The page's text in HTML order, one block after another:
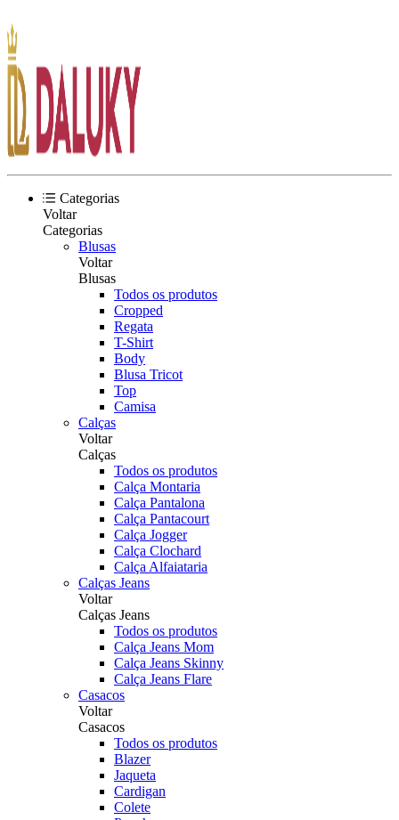
Categorias
Voltar
Categorias
Blusas
Voltar
Blusas
Todos os produtos
Cropped
Regata
T-Shirt
Body
Blusa Tricot
Top
Camisa
Calças
Voltar
Calças
Todos os produtos
Calça Montaria
Calça Pantalona
Calça Pantacourt
Calça Jogger
Calça Clochard
Calça Alfaiataria
Calças Jeans
Voltar
Calças Jeans
Todos os produtos
Calça Jeans Mom
Calça Jeans Skinny
Calça Jeans Flare
Casacos
Voltar
Casacos
Todos os produtos
Blazer
Jaqueta
Cardigan
Colete